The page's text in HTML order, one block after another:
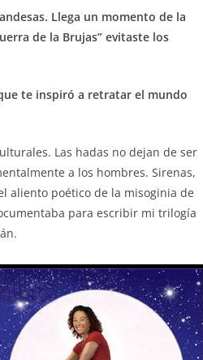
Llega un momento de la
de la Brujas” evitaste los
te inspiró a retratar el mundo
Las hadas no dejan de ser
a los hombres. Sirenas,
aliento poético de la misoginia de
para escribir mi trilogía